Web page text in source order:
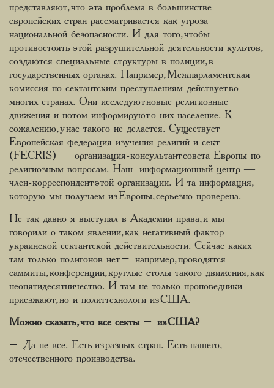
представляют, что эта проблема в большинстве
европейских стран рассматривается как угроза
национальной безопасности. И для того, чтобы
противостоять этой разрушительной деятельности культов,
создаются специальные структуры в полиции, в
государственных органах. Например, Межпарламентская
комиссия по сектантским преступлениям действует во
многих странах. Они исследуют новые религиозные
движения и потом информируют о них население. К
сожалению, у нас такого не делается. Существует
Европейская федерация изучения религий и сект
(FECRIS) ― организация-консультант совета Европы по
религиозным вопросам. Наш информационный центр ―
член-корреспондент этой организации. И та информация,
которую мы получаем из Европы, серьезно проверена.
Не так давно я выступал в Академии права, и мы
говорили о таком явлении, как негативный фактор
украинской сектантской действительности. Сейчас каких
там только полигонов нет – например, проводятся
саммиты, конференции, круглые столы такого движения, как
неопятидесятничество. И там не только проповедники
приезжают, но и политтехнологи из США.
Можно сказать, что все секты – из США?
– Да не все. Есть из разных стран. Есть нашего,
отечественного производства.